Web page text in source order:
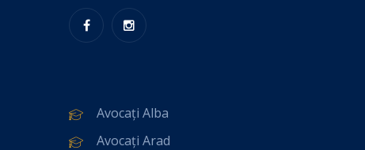
Avocați Alba
Avocați Arad